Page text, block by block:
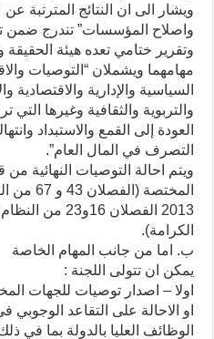
ويشار الى ان النتائج المترتبة
واصلاح المؤسسات” تندرج ضمن
وتقرير ختامي تعده هيئة الحقيقة
مهامهما ويشملان “التوصيات
السياسية والإدارية والاقتصادية
والتربوية والثقافية وغيرها التي
العودة إلى القمع والاستبداد
التصرف في المال العام”.
ويتم احالة التوصيات النهائية
2013 الفصلان
الكرامة).
ب. اما من جانب المهام الخاصة
يمكن ان تتولى اللجنة :
اولا – اصدار توصيات للجهات
او الاحالة على التقاعد
الوظائف العليا بالدولة بما في